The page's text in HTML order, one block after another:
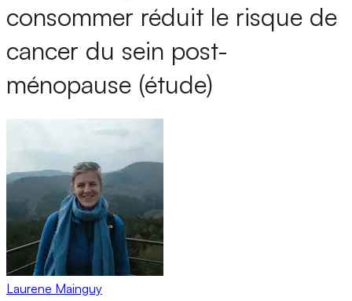
consommer réduit le risque de
cancer du sein post-
ménopause (étude)
Laurene Mainguy